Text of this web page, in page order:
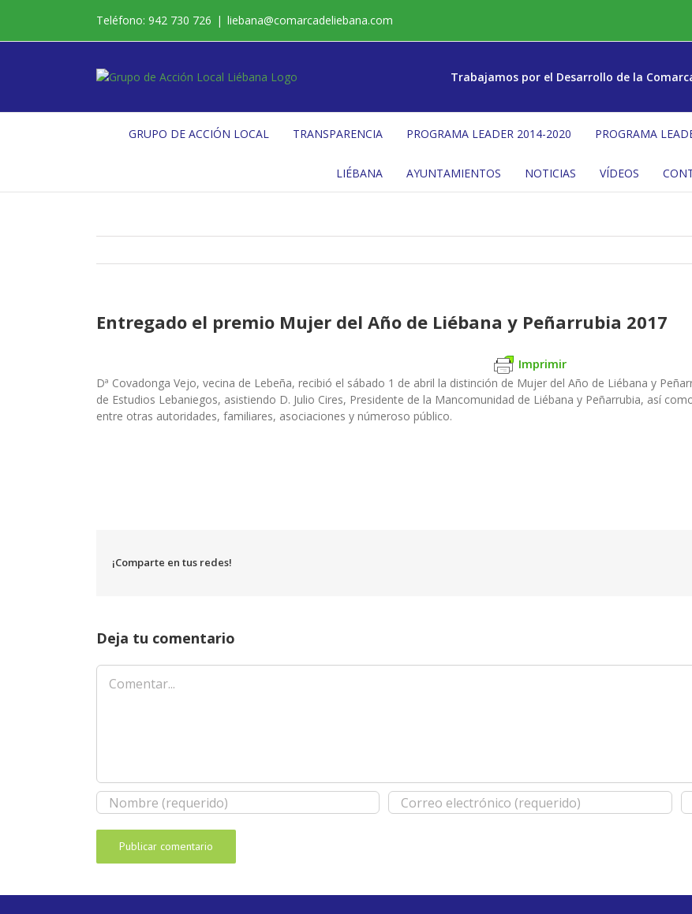
contenido
Teléfono: 942 730 726 | liebana@comarcadeliebana.com
Trabajamos por el Desarrollo de la
GRUPO DE ACCIÓN LOCAL TRANSPARENCIA PROGRAMA LEADER 2014-2020 PROGRAMA
LIÉBANA AYUNTAMIENTOS NOTICIAS VÍDEOS
Entregado el premio Mujer del Año de Liébana y Peñarrubia 2017
Imprimir
Dª Covadonga Vejo, vecina de Lebeña, recibió el sábado 1 de abril la distinción de Mujer del Año de Liébana y
de Estudios Lebaniegos, asistiendo D. Julio Cires, Presidente de la Mancomunidad de Liébana y Peñarrubia, así
entre otras autoridades, familiares, asociaciones y númeroso público.
¡Comparte en tus redes!
Deja tu comentario
Comentar